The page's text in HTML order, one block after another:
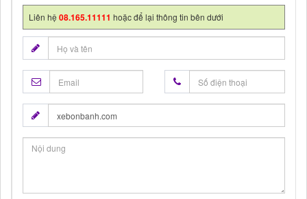
Liên hệ08.165.11111 hoặc để lại thông tin bên dưới